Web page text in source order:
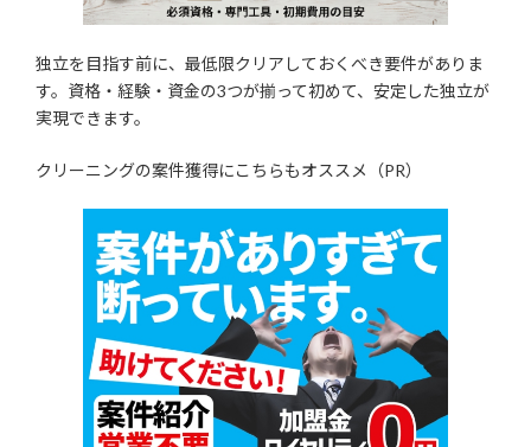
独立を目指す前に、最低限クリアしておくべき要件がありま
す。資格・経験・資金の3つが揃って初めて、安定した独立が
実現できます。
クリーニングの案件獲得にこちらもオススメ（PR）